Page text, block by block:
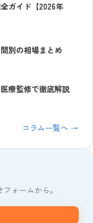
ガイド【2026年
別の相場まとめ
療監修で徹底解説
コラム一覧へ →
ォームから。